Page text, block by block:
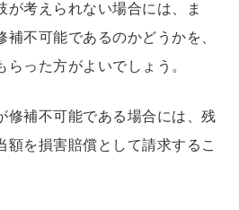
が考えられない場合には、ま
不可能であるのかどうかを、
った方がよいでしょう。
修補不可能である場合には、残
額を損害賠償として請求するこ